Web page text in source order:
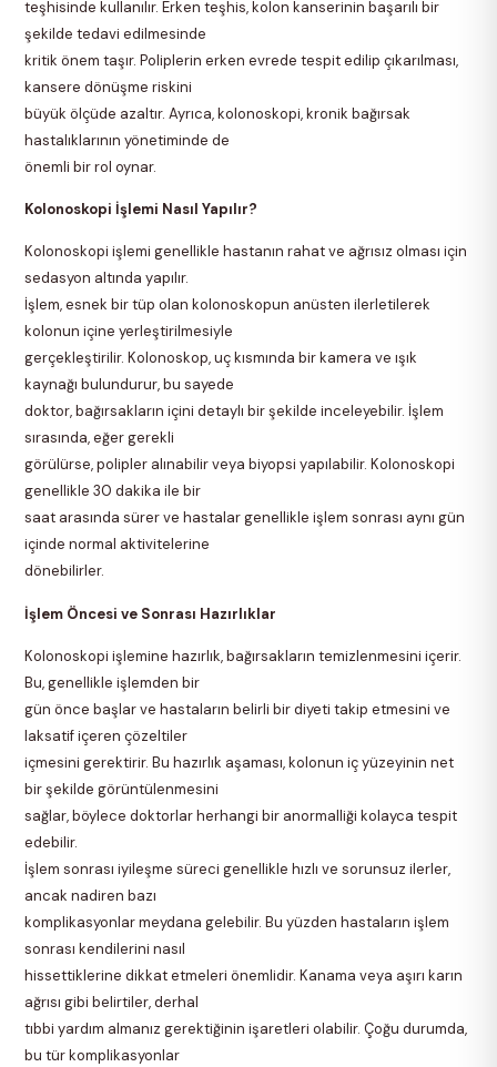
teşhisinde kullanılır. Erken teşhis, kolon kanserinin başarılı bir
şekilde tedavi edilmesinde
kritik önem taşır. Poliplerin erken evrede tespit edilip çıkarılması,
kansere dönüşme riskini
büyük ölçüde azaltır. Ayrıca, kolonoskopi, kronik bağırsak
hastalıklarının yönetiminde de
önemli bir rol oynar.
Kolonoskopi İşlemi Nasıl Yapılır?
Kolonoskopi işlemi genellikle hastanın rahat ve ağrısız olması için
sedasyon altında yapılır.
İşlem, esnek bir tüp olan kolonoskopun anüsten ilerletilerek
kolonun içine yerleştirilmesiyle
gerçekleştirilir. Kolonoskop, uç kısmında bir kamera ve ışık
kaynağı bulundurur, bu sayede
doktor, bağırsakların içini detaylı bir şekilde inceleyebilir. İşlem
sırasında, eğer gerekli
görülürse, polipler alınabilir veya biyopsi yapılabilir. Kolonoskopi
genellikle 30 dakika ile bir
saat arasında sürer ve hastalar genellikle işlem sonrası aynı gün
içinde normal aktivitelerine
dönebilirler.
İşlem Öncesi ve Sonrası Hazırlıklar
Kolonoskopi işlemine hazırlık, bağırsakların temizlenmesini içerir.
Bu, genellikle işlemden bir
gün önce başlar ve hastaların belirli bir diyeti takip etmesini ve
laksatif içeren çözeltiler
içmesini gerektirir. Bu hazırlık aşaması, kolonun iç yüzeyinin net
bir şekilde görüntülenmesini
sağlar, böylece doktorlar herhangi bir anormalliği kolayca tespit
edebilir.
İşlem sonrası iyileşme süreci genellikle hızlı ve sorunsuz ilerler,
ancak nadiren bazı
komplikasyonlar meydana gelebilir. Bu yüzden hastaların işlem
sonrası kendilerini nasıl
hissettiklerine dikkat etmeleri önemlidir. Kanama veya aşırı karın
ağrısı gibi belirtiler, derhal
tıbbi yardım almanız gerektiğinin işaretleri olabilir. Çoğu durumda,
bu tür komplikasyonlar